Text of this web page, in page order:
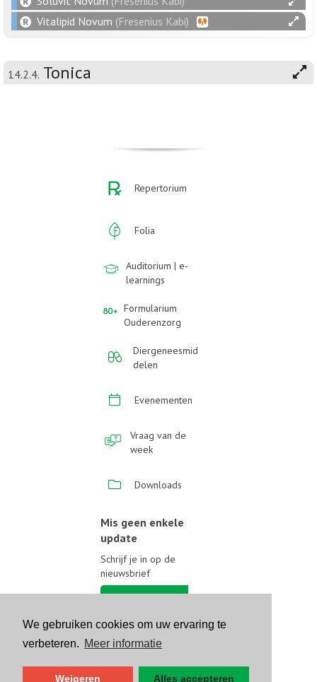
We gebruiken cookies om uw ervaring te
verbeteren. Meer informatie
Weigeren Alles accepteren
Vitalipid Novum (Fresenius Kabi)
14.2.4. Tonica
Repertorium
Folia
Auditorium | e-
learnings
Formularium
Ouderenzorg
Diergeneesmid
delen
Evenementen
Vraag van de
week
Downloads
Mis geen enkele
update
Schrijf je in op de
nieuwsbrief
Volg ons op sociale media